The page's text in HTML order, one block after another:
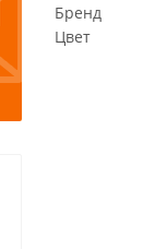
Бренд
Цвет